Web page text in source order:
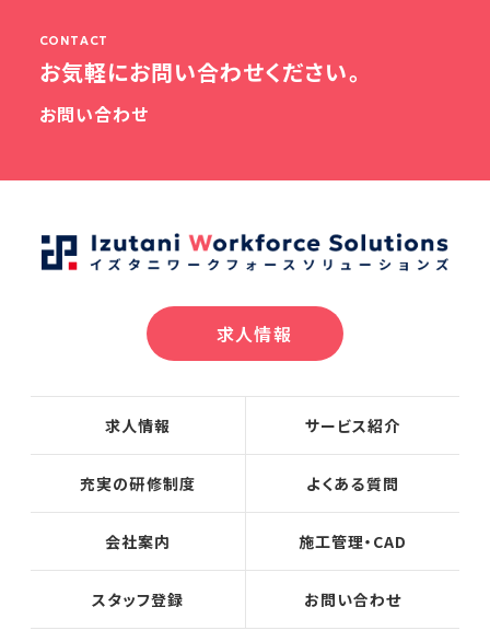
CONTACT
お気軽にお問い合わせください。
お問い合わせ
求人情報
求人情報 サービス紹介
充実の研修制度 よくある質問
会社案内 施工管理・CAD
スタッフ登録 お問い合わせ